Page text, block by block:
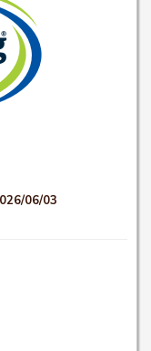
06/03